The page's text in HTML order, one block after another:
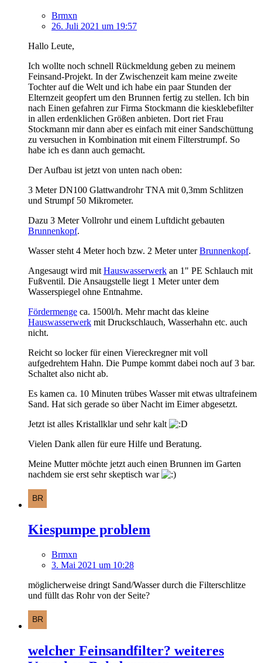
Brmxn
26. Juli 2021 um 19:57
Hallo Leute,
Ich wollte noch schnell Rückmeldung geben zu meinem
Feinsand-Projekt. In der Zwischenzeit kam meine zweite
Tochter auf die Welt und ich habe ein paar Stunden der
Elternzeit geopfert um den Brunnen fertig zu stellen. Ich bin
nach Einen gefahren zur Firma Stockmann die kiesklebefilter
in allen erdenklichen Größen anbieten. Dort riet Frau
Stockmann mir dann aber es einfach mit einer Sandschüttung
zu versuchen in Kombination mit einem Filterstrumpf. So
habe ich es dann auch gemacht.
Der Aufbau ist jetzt von unten nach oben:
3 Meter DN100 Glattwandrohr TNA mit 0,3mm Schlitzen
und Strumpf 50 Mikrometer.
Dazu 3 Meter Vollrohr und einem Luftdicht gebauten
Brunnenkopf.
Wasser steht 4 Meter hoch bzw. 2 Meter unterBrunnenkopf.
Angesaugt wird mit Hauswasserwerk an 1" PE Schlauch mit
Fußventil. Die Ansaugstelle liegt 1 Meter unter dem
Wasserspiegel ohne Entnahme.
Fördermenge ca. 1500l/h. Mehr macht das kleine
Hauswasserwerk mit Druckschlauch, Wasserhahn etc. auch
nicht.
Reicht so locker für einen Viereckregner mit voll
aufgedrehtem Hahn. Die Pumpe kommt dabei noch auf 3 bar.
Schaltet also nicht ab.
Es kamen ca. 10 Minuten trübes Wasser mit etwas ultrafeinem
Sand. Hat sich gerade so über Nacht im Eimer abgesetzt.
Jetzt ist alles Kristallklar und sehr kalt
Vielen Dank allen für eure Hilfe und Beratung.
Meine Mutter möchte jetzt auch einen Brunnen im Garten
nachdem sie erst sehr skeptisch war
Kiespumpe problem
Brmxn
3. Mai 2021 um 10:28
möglicherweise dringt Sand/Wasser durch die Filterschlitze
und füllt das Rohr von der Seite?
welcher Feinsandfilter? weiteres